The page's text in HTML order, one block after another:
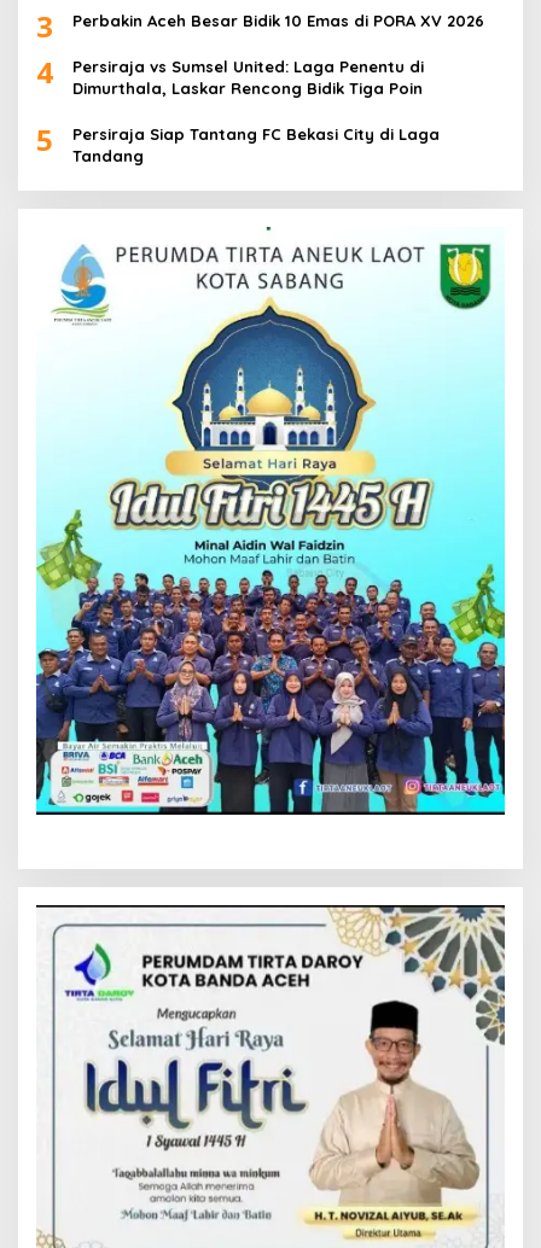
3 Perbakin Aceh Besar Bidik 10 Emas di PORA XV 2026
4
Persiraja vs Sumsel United: Laga Penentu di
Dimurthala, Laskar Rencong Bidik Tiga Poin
5
Persiraja Siap Tantang FC Bekasi City di Laga
Tandang